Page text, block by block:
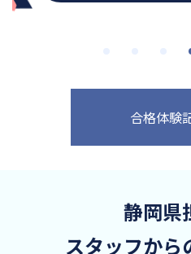
合格体験
静岡県
スタッフから